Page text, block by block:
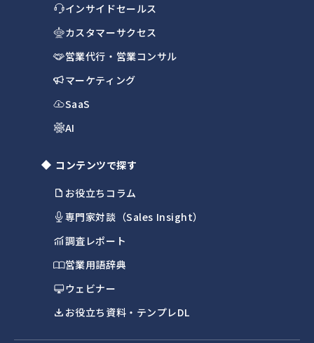
インサイドセールス
カスタマーサクセス
営業代行・営業コンサル
マーケティング
SaaS
AI
コンテンツで探す
お役立ちコラム
専門家対談（Sales Insight）
調査レポート
営業用語辞典
ウェビナー
お役立ち資料・テンプレDL